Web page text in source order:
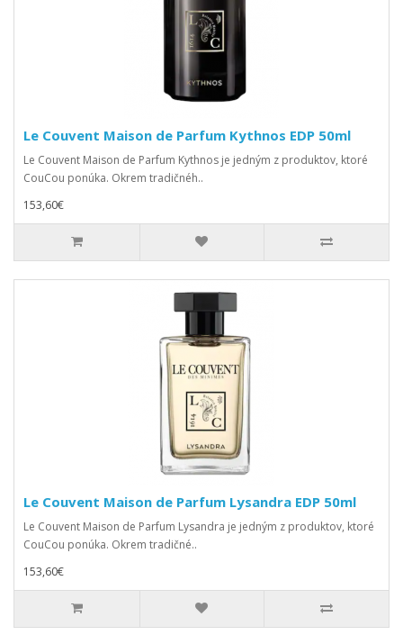
Le Couvent Maison de Parfum Kythnos EDP 50ml
Le Couvent Maison de Parfum Kythnos je jedným z produktov, ktoré
CouCou ponúka. Okrem tradičnéh..
153,60€
Le Couvent Maison de Parfum Lysandra EDP 50ml
Le Couvent Maison de Parfum Lysandra je jedným z produktov, ktoré
CouCou ponúka. Okrem tradičné..
153,60€